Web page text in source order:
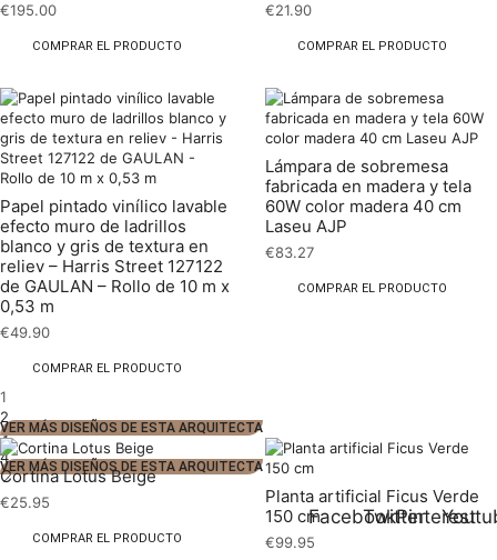
€195.00
COMPRAR EL PRODUCTO
€21.90
COMPRAR EL PRODUCTO
Papel pintado vinílico lavable
efecto muro de ladrillos
blanco y gris de textura en
reliev – Harris Street 127122
de GAULAN – Rollo de 10 m x
0,53 m
€49.90
COMPRAR EL PRODUCTO
Lámpara de sobremesa
fabricada en madera y tela
60W color madera 40 cm
Laseu AJP
€83.27
COMPRAR EL PRODUCTO
1
2
3
4
FacebookTwitterPinterest
VER MÁS DISEÑOS DE ESTA ARQUITECTA
VER MÁS DISEÑOS DE ESTA ARQUITECTA
Cortina Lotus Beige
€25.95
COMPRAR EL PRODUCTO
Planta artificial Ficus Verde
150 cm
€99.95